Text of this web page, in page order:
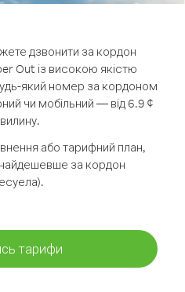
дзвонити за кордон
Out із високою якістю
який номер за кордоном
чи мобільний — від 6.9 ¢
або тарифний план,
за кордон
тарифи